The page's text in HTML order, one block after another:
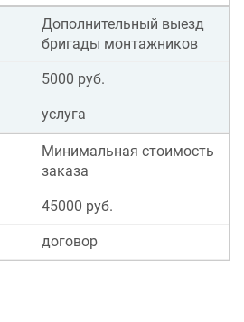
Дополнительный выезд
бригады монтажников
5000 руб.
услуга
Минимальная стоимость
заказа
45000 руб.
договор